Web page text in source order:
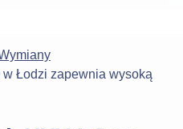
Łodzi zapewnia wysoką